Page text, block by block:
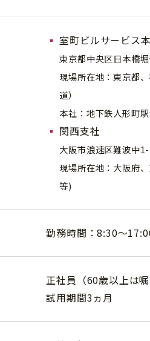
室町ビルサービス
東京都中央区日本橋
現場所在地：東京都
道）
本社：地下鉄人形町
関西支社
大阪市浪速区難波中
現場所在地：大阪府
等)
勤務時間：8:30～
正社員（60歳以上は嘱
試用期間3ヵ月